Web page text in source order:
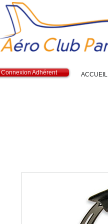
Connexion Adhérent ACCUEIL